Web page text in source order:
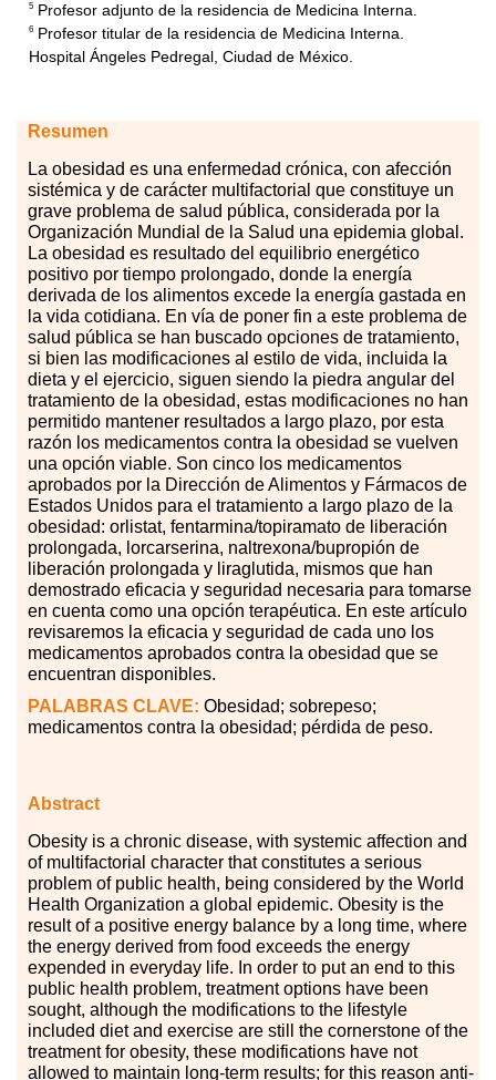
5 Profesor adjunto de la residencia de Medicina Interna.
6 Profesor titular de la residencia de Medicina Interna.
Hospital Ángeles Pedregal, Ciudad de México.
Resumen
La obesidad es una enfermedad crónica, con afección
sistémica y de carácter multifactorial que constituye un
grave problema de salud pública, considerada por la
Organización Mundial de la Salud una epidemia global.
La obesidad es resultado del equilibrio energético
positivo por tiempo prolongado, donde la energía
derivada de los alimentos excede la energía gastada en
la vida cotidiana. En vía de poner fin a este problema de
salud pública se han buscado opciones de tratamiento,
si bien las modificaciones al estilo de vida, incluida la
dieta y el ejercicio, siguen siendo la piedra angular del
tratamiento de la obesidad, estas modificaciones no han
permitido mantener resultados a largo plazo, por esta
razón los medicamentos contra la obesidad se vuelven
una opción viable. Son cinco los medicamentos
aprobados por la Dirección de Alimentos y Fármacos de
Estados Unidos para el tratamiento a largo plazo de la
obesidad: orlistat, fentarmina/topiramato de liberación
prolongada, lorcarserina, naltrexona/bupropión de
liberación prolongada y liraglutida, mismos que han
demostrado eficacia y seguridad necesaria para tomarse
en cuenta como una opción terapéutica. En este artículo
revisaremos la eficacia y seguridad de cada uno los
medicamentos aprobados contra la obesidad que se
encuentran disponibles.
PALABRAS CLAVE: Obesidad; sobrepeso;
medicamentos contra la obesidad; pérdida de peso.
Abstract
Obesity is a chronic disease, with systemic affection and
of multifactorial character that constitutes a serious
problem of public health, being considered by the World
Health Organization a global epidemic. Obesity is the
result of a positive energy balance by a long time, where
the energy derived from food exceeds the energy
expended in everyday life. In order to put an end to this
public health problem, treatment options have been
sought, although the modifications to the lifestyle
included diet and exercise are still the cornerstone of the
treatment for obesity, these modifications have not
allowed to maintain long-term results; for this reason anti-